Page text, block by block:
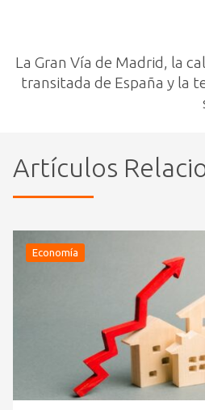
La Gran Vía de Madrid, la
transitada de España y la
Artículos
Economía